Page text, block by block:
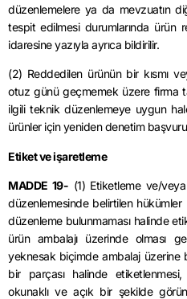
düzenlemelere ya da mevzuatın
tespit edilmesi durumlarında ürün
idaresine yazıyla ayrıca bildirilir.
(2) Reddedilen ürünün bir kısmı
otuz günü geçmemek üzere firma
ilgili teknik düzenlemeye uygun
ürünler için yeniden denetim
Etiket ve işaretleme
MADDE 19- (1) Etiketleme ve/
düzenlemesinde belirtilen
düzenleme bulunmaması halinde
ürün ambalajı üzerinde olması
yeknesak biçimde ambalaj üzerine
bir parçası halinde
okunaklı ve açık bir şekilde